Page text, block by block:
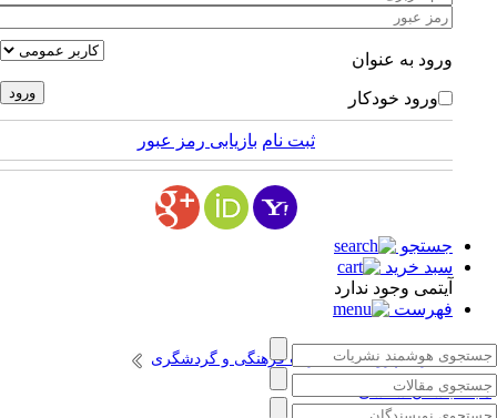
ورود به عنوان
ورود خودکار
ثبت نام بازیابی رمز عبور
جستجو
سبد خرید
آیتمی وجود ندارد
فهرست
انتشارات پژوهشگاه میراث فرهنگی و گردشگری
باستان شناسی